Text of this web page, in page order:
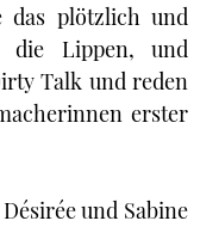
das plötzlich und
die Lippen, und
Talk und reden
erster
und Sabine